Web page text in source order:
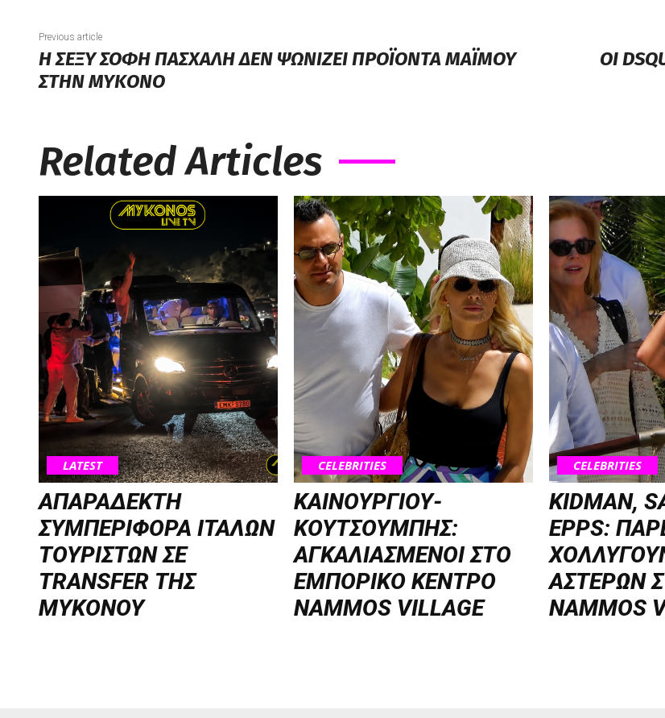
Previous article
Η ΣΕΞΥ ΣΟΦΗ ΠΑΣΧΑΛΗ ΔΕΝ ΨΩΝΙΖΕΙ ΠΡΟΪΟΝΤΑ ΜΑΪΜΟΥ
ΣΤΗΝ ΜΥΚΟΝΟ
OI
Related Articles
LATEST
ΑΠΑΡΑΔΕΚΤΗ
ΣΥΜΠΕΡΙΦΟΡΑ ΙΤΑΛΩΝ
ΤΟΥΡΙΣΤΩΝ ΣΕ
TRANSFER ΤΗΣ
ΜΥΚΟΝΟΥ
CELEBRITIES
ΚΑΙΝΟΥΡΓΙΟΥ-
ΚΟΥΤΣΟΥΜΠΗΣ:
ΑΓΚΑΛΙΑΣΜΕΝΟΙ ΣΤΟ
ΕΜΠΟΡΙΚΟ ΚΕΝΤΡΟ
NAMMOS VILLAGE
CELEBRITIES
KIDMAN,
EPPS:
ΑΣΤΕΡΩΝ
NAMMOS